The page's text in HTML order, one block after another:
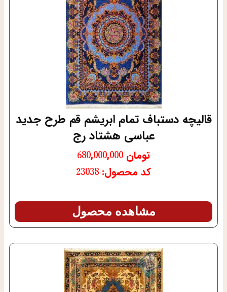
قالیچه دستباف تمام ابریشم قم طرح جدید
عباسی هشتاد رج
تومان
کد محصول: 23038
مشاهده محصول